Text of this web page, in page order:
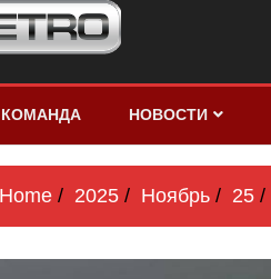
Санкт-
КОМАНДА НОВОСТИ
Home 2025 Ноябрь 25